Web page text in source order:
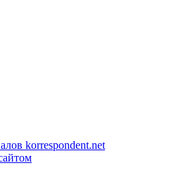
korrespondent.net